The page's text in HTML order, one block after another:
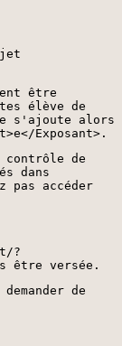
être
élève de
s'ajoute alors
Exposant>.
contrôle de
dans
pas accéder
?
être versée.
de